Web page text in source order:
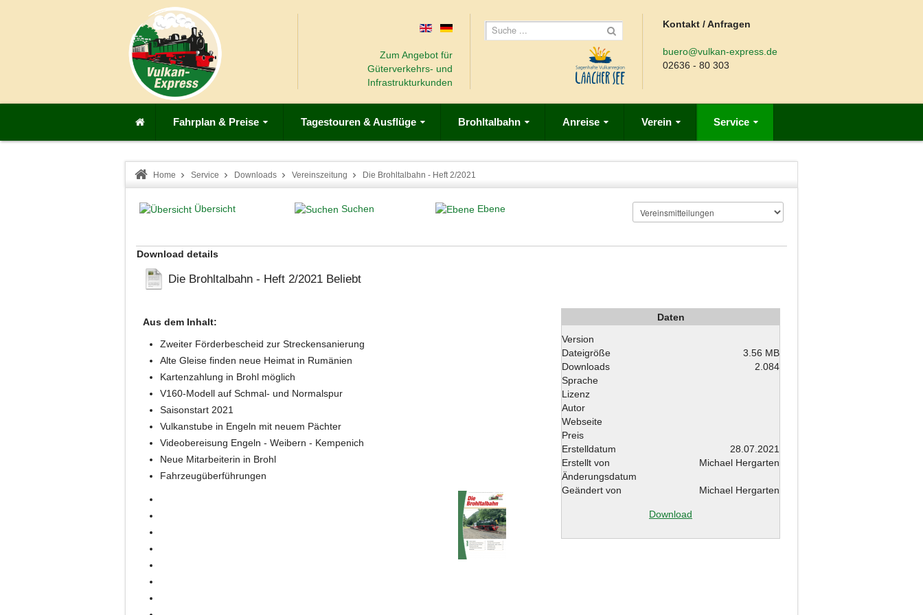
Zum Angebot für
Güterverkehrs- und
Infrastrukturkunden
Kontakt / Anfragen
buero@vulkan-express.de
02636 - 80 303
Fahrplan & Preise Tagestouren & Ausflüge Brohltalbahn Anreise Verein Service
Home Service Downloads Vereinszeitung Die Brohltalbahn - Heft 2/2021
Übersicht Suchen Ebene
Download details
Die Brohltalbahn - Heft 2/2021 Beliebt
Aus dem Inhalt:
Zweiter Förderbescheid zur Streckensanierung
Alte Gleise finden neue Heimat in Rumänien
Kartenzahlung in Brohl möglich
V160-Modell auf Schmal- und Normalspur
Saisonstart 2021
Vulkanstube in Engeln mit neuem Pächter
Videobereisung Engeln - Weibern - Kempenich
Neue Mitarbeiterin in Brohl
Fahrzeugüberführungen
Daten
Version
Dateigröße
3.56 MB
Downloads
2.084
Sprache
Lizenz
Autor
Webseite
Preis
Erstelldatum
28.07.2021
Erstellt von
Michael Hergarten
Änderungsdatum
Geändert von
Michael Hergarten
Download